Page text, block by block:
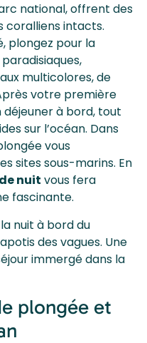
national, offrent des
coralliens intacts.
plongez pour la
multicolores, de
votre première
déjeuner à bord, tout
sur l’océan. Dans
vous
sites sous-marins. En
nuit vous fera
fascinante.
nuit à bord du
des vagues. Une
immergé dans la
plongée et